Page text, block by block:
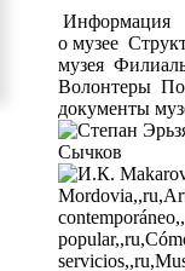
Информация
о музее
музея
Волонтеры
документы
Сычков